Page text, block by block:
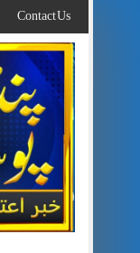
to
content
Contact Us